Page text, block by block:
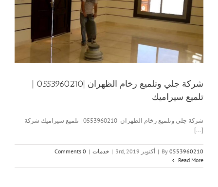
شركة جلي وتلميع رخام الظهران |0553960210 |
تلميع سيراميك
شركة جلي وتلميع رخام الظهران |0553960210 | تلميع سيراميك شركة
[...]
By 0553960210
| أكتوبر 3rd, 2019 | خدمات |
0 Comments
Read More